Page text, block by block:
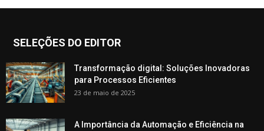
SELEÇÕES DO EDITOR
Transformação digital: Soluções Inovadoras
para Processos Eficientes
23 de maio de 2025
A Importância da Automação e Eficiência na